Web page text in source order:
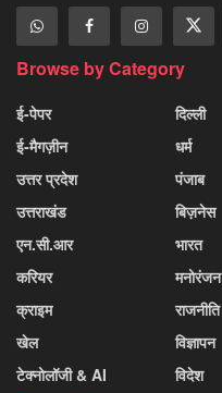
Browse by Category
ई-पेपर
ई-मैगज़ीन
उत्तर प्रदेश
उत्तराखंड
एन.सी.आर
करियर
क्राइम
खेल
टेक्नोलॉजी & AI
दिल्ली
धर्म
पंजाब
बिज़नेस
भारत
मनोरंजन
राजनीति
विज्ञापन
विदेश